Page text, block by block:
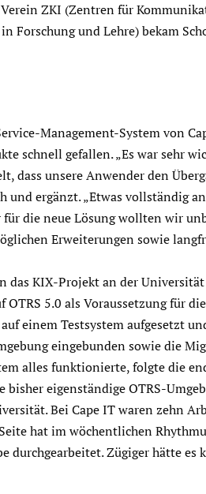
ZKI (Zentren für
Forschung und Lehre) bekam
Management-System von
schnell gefallen. „Es war sehr
dass unsere Anwender den
und ergänzt. „Etwas vollständig
die neue Lösung wollten wir
Erweiterungen sowie
das KIX-Projekt an der
OTRS 5.0 als Voraussetzung für
einem Testsystem aufgesetzt
eingebunden sowie die
alles funktionierte, folgte die
eigenständige OTRS-
Bei Cape IT waren zehn
hat im wöchentlichen
durchgearbeitet. Zügiger hätte es